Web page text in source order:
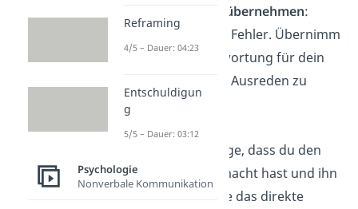
Verantwortung übernehmen:
Stehe zu deinem Fehler. Übernimm
die volle Verantwortung für dein
Handeln, anstatt Ausreden zu
finden.
: Zeige, dass du den
einen Fehler gemacht hast und ihn
bedauerst. Suche das direkte
Reframing
4/5 – Dauer: 04:23
Entschuldigun
g
5/5 – Dauer: 03:12
Psychologie
Nonverbale Kommunikation